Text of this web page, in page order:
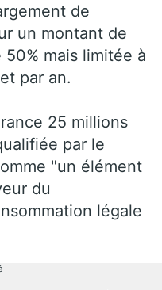
de
un montant de
mais limitée à
par an.
25 millions
par le
"un élément
du
légale